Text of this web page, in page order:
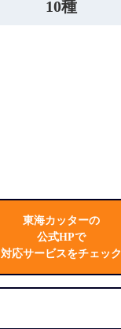
10種
東海カッターの
公式HPで
対応サービスをチェック